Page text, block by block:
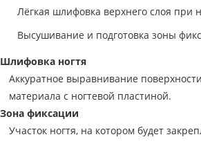
Лёгкая шлифовка верхнего слоя при
Высушивание и подготовка зоны
Шлифовка ногтя
Аккуратное выравнивание
материала с ногтевой пластиной.
Зона фиксации
Участок ногтя, на котором будет